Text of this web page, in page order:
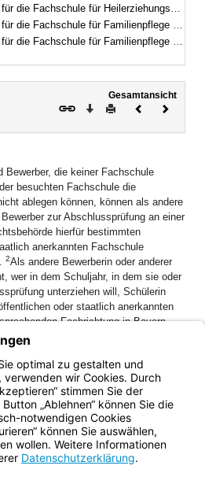
Fachschule für Heilerziehungspflegehilfe
Fachschule für Familienpflege (Vollzeitform)
Fachschule für Familienpflege (Teilzeitform)
Gesamtansicht
Download
DruckenVorheriges
Bewerber, die keiner Fachschule
besuchten Fachschule die
ablegen können, können als andere
zur Abschlussprüfung an einer
hierfür bestimmten
anerkannten Fachschule
2Als andere Bewerberin oder anderer
wer in dem Schuljahr, in dem sie oder
unterziehen will, Schülerin
oder staatlich anerkannten
Fachrichtung in Bayern
kann bei Bedarf besondere
zur Abnahme der Prüfung
die §§ 32 bis 37, soweit nachfolgend
ist.